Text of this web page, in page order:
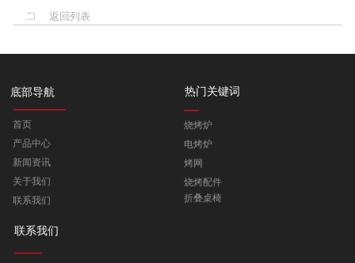
返回列表
底部导航
首页
产品中心
新闻资讯
关于我们
联系我们
热门关键词
烧烤炉
电烤炉
烤网
烧烤配件
折叠桌椅
联系我们